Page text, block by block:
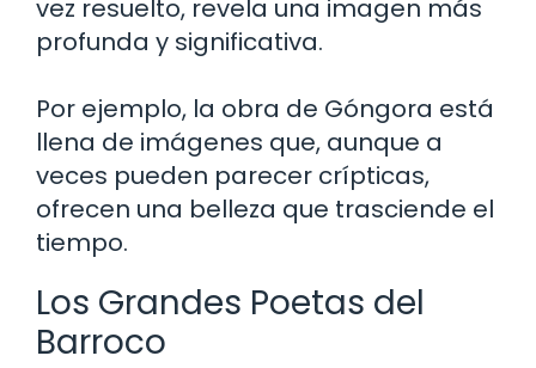
vez resuelto, revela una imagen más
profunda y significativa.
Por ejemplo, la obra de Góngora está
llena de imágenes que, aunque a
veces pueden parecer crípticas,
ofrecen una belleza que trasciende el
tiempo.
Los Grandes Poetas del
Barroco